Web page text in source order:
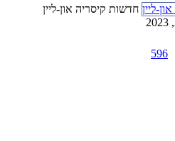
חדשות קיסריה און-ליין
596